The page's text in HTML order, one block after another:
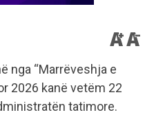
nga “Marrëveshja e
2026 kanë vetëm 22
tatimore.